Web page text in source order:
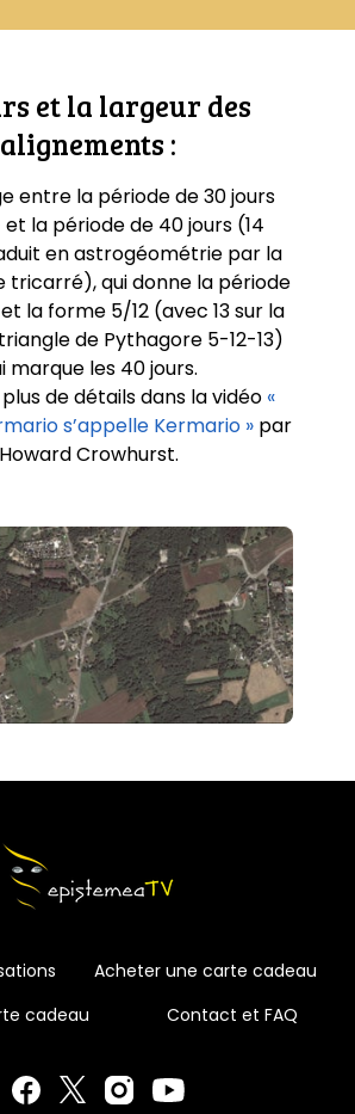
et la largeur des
alignements :
entre la période de 30 jours
la période de 40 jours (14
en astrogéométrie par la
tricarré), qui donne la période
la forme 5/12 (avec 13 sur la
de Pythagore 5-12-13)
marque les 40 jours.
de détails dans la vidéo «
s’appelle Kermario »par
Howard Crowhurst.
Acheter une carte cadeau
cadeau
Contact et FAQ